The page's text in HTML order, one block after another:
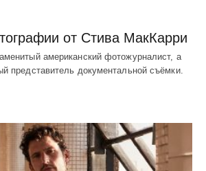
от Стива МакКарри
американский фотожурналист, а
представитель документальной съёмки.